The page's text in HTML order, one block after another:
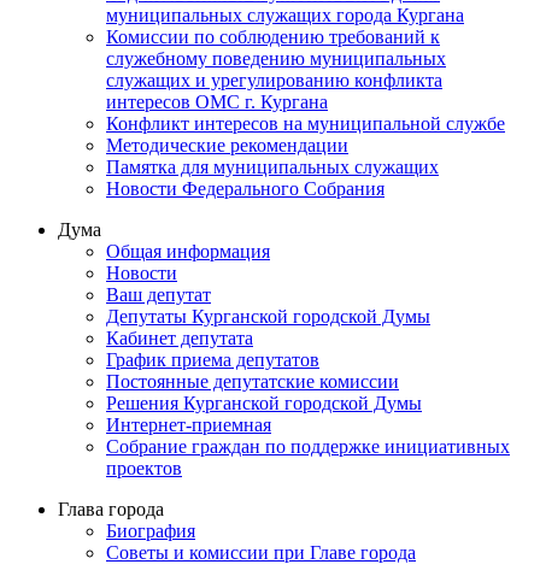
муниципальных служащих города Кургана
Комиссии по соблюдению требований к
служебному поведению муниципальных
служащих и урегулированию конфликта
интересов ОМС г. Кургана
Конфликт интересов на муниципальной службе
Методические рекомендации
Памятка для муниципальных служащих
Новости Федерального Cобрания
Дума
Общая информация
Новости
Ваш депутат
Депутаты Курганской городской Думы
Кабинет депутата
График приема депутатов
Постоянные депутатские комиссии
Решения Курганской городской Думы
Интернет-приемная
Собрание граждан по поддержке инициативных
проектов
Глава города
Биография
Советы и комиссии при Главе города